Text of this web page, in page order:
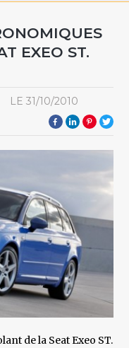
EXEO ST.
LE 31/10/2010
de la Seat Exeo ST.